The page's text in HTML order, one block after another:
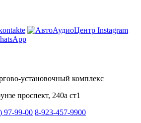
установочный комплекс
проспект, 240а ст1
97-99-00 8-923-457-9900